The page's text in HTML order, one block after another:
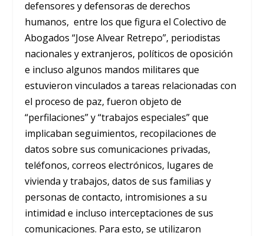
defensores y defensoras de derechos
humanos, entre los que figura el Colectivo de
Abogados “Jose Alvear Retrepo”, periodistas
nacionales y extranjeros, políticos de oposición
e incluso algunos mandos militares que
estuvieron vinculados a tareas relacionadas con
el proceso de paz, fueron objeto de
“perfilaciones” y “trabajos especiales” que
implicaban seguimientos, recopilaciones de
datos sobre sus comunicaciones privadas,
teléfonos, correos electrónicos, lugares de
vivienda y trabajos, datos de sus familias y
personas de contacto, intromisiones a su
intimidad e incluso interceptaciones de sus
comunicaciones. Para esto, se utilizaron